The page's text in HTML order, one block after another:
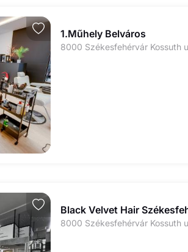
1.Műhely Belváros
8000 Székesfehérvár Kossuth
Black Velvet Hair